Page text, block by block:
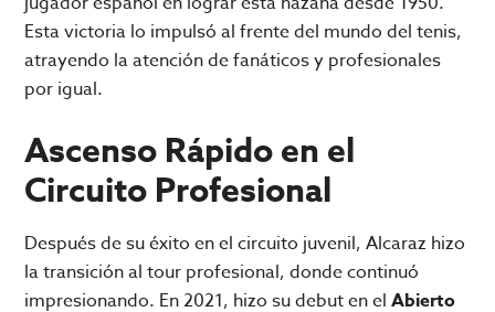
Esta victoria lo impulsó al frente del mundo del tenis,
atrayendo la atención de fanáticos y profesionales
por igual.
Ascenso Rápido en el
Circuito Profesional
Después de su éxito en el circuito juvenil, Alcaraz hizo
la transición al tour profesional, donde continuó
impresionando. En 2021, hizo su debut en elAbierto